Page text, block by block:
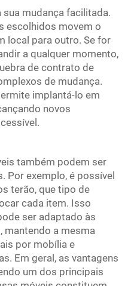
sua mudança facilitada.
escolhidos movem o
local para outro. Se for
a qualquer momento,
de contrato de
de mudança.
implantá-lo em
novos
também podem ser
Por exemplo, é possível
terão, que tipo de
cada item. Isso
ser adaptado às
mantendo a mesma
por mobília e
Em geral, as vantagens
um dos principais